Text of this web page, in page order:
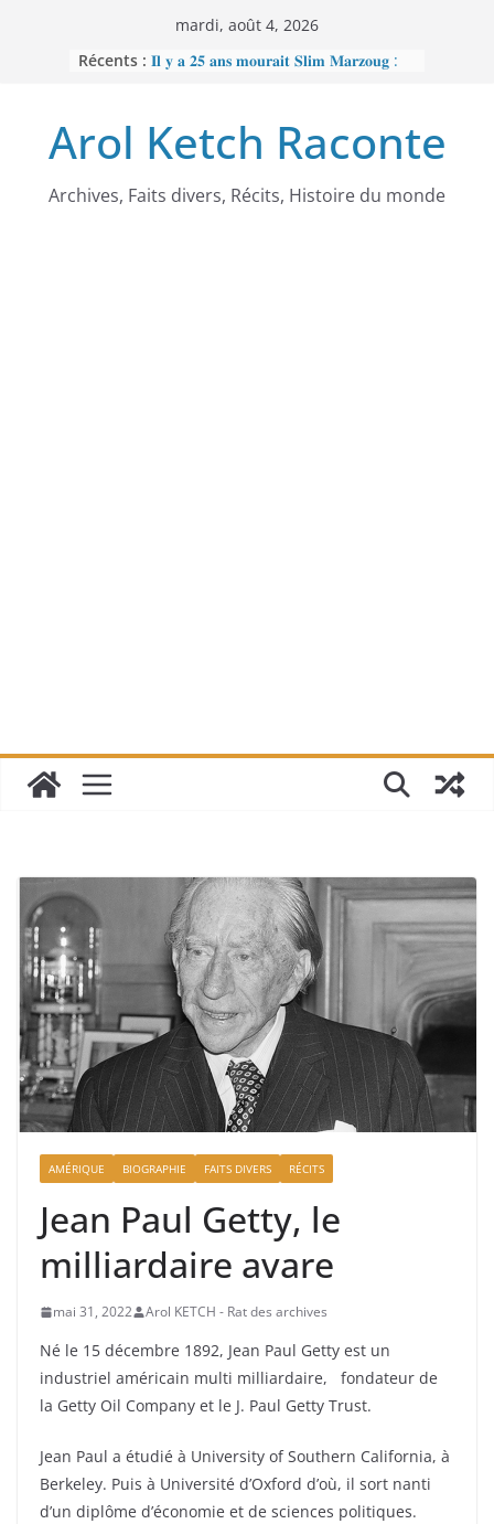
mardi, août 4, 2026
Récents : 𝐈𝐥 𝐲 𝐚 𝟐𝟓 𝐚𝐧𝐬 𝐦𝐨𝐮𝐫𝐚𝐢𝐭 𝐒𝐥𝐢𝐦 𝐌𝐚𝐫𝐳𝐨𝐮𝐠 :
𝐉𝐨𝐬𝐞𝐩𝐡 𝐍𝐝𝐢-𝐒𝐚𝐦𝐛𝐚, 𝐥𝐞 𝐛𝐚̂𝐭𝐢𝐬𝐬𝐞𝐮𝐫 𝐝’𝐞́𝐜𝐨𝐥𝐞𝐬
𝐒𝐨𝐮𝐭𝐢𝐞𝐧 𝐭𝐨𝐭𝐚𝐥 𝐚̀ 𝐑𝐞𝐛𝐞𝐜𝐜𝐚 𝐄𝐧𝐨𝐧𝐜𝐡𝐨𝐧𝐠
𝐑𝐚𝐦𝐬𝐞̀𝐬 𝐈𝐞𝐫 – 𝐋𝐞 𝐩𝐫𝐞𝐦𝐢𝐞𝐫 𝐨𝐫𝐝𝐢𝐧𝐚𝐭𝐞𝐮𝐫
Arol Ketch Raconte
Archives, Faits divers, Récits, Histoire du monde
AMÉRIQUE BIOGRAPHIE FAITS DIVERS RÉCITS
Jean Paul Getty, le
milliardaire avare
mai 31, 2022 Arol KETCH - Rat des archives
Né le 15 décembre 1892, Jean Paul Getty est un
industriel américain multi milliardaire, fondateur de
la Getty Oil Company et le J. Paul Getty Trust.
Jean Paul a étudié à University of Southern California, à
Berkeley. Puis à Université d’Oxford d’où, il sort nanti
d’un diplôme d’économie et de sciences politiques.